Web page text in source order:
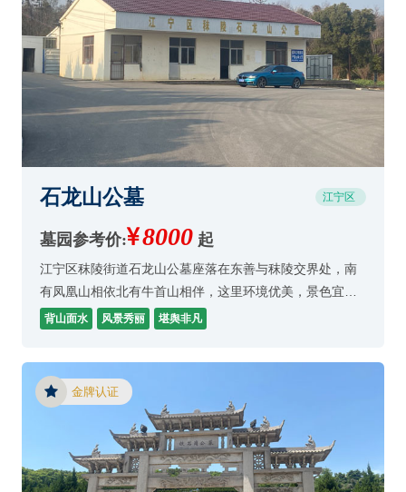
石龙山公墓 江宁区
墓园参考价: 8000 起
江宁区秣陵街道石龙山公墓座落在东善与秣陵交界处，南
有凤凰山相依北有牛首山相伴，这里环境优美，景色宜
人，园区干净整洁深受老百性的选择和点赞。
背山面水 风景秀丽 堪舆非凡
金牌认证